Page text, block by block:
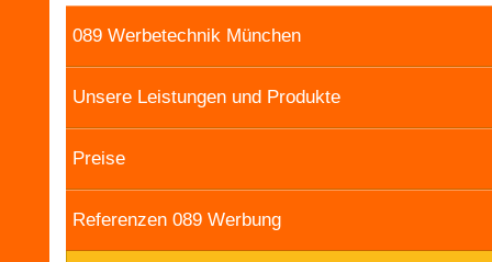
089 Werbetechnik München
Unsere Leistungen und Produkte
Preise
Referenzen 089 Werbung